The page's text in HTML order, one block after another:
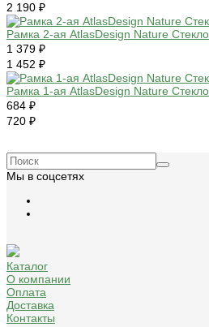
2 190 ₽
Рамка 2-ая AtlasDesign Nature
1 379 ₽
1 452 ₽
Рамка 1-ая AtlasDesign Nature
684 ₽
720 ₽
Мы в соцсетях
Каталог
О компании
Оплата
Доставка
Контакты